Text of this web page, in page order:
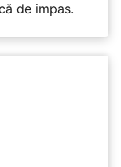
de impas.